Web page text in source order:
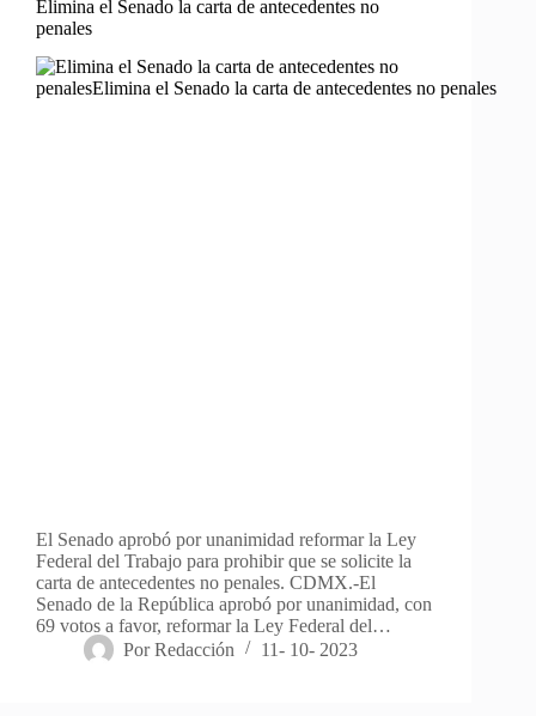
Elimina el Senado la carta de antecedentes no
penales
El Senado aprobó por unanimidad reformar la Ley
Federal del Trabajo para prohibir que se solicite la
carta de antecedentes no penales. CDMX.-El
Senado de la República aprobó por unanimidad, con
69 votos a favor, reformar la Ley Federal del…
Por Redacción 11- 10- 2023